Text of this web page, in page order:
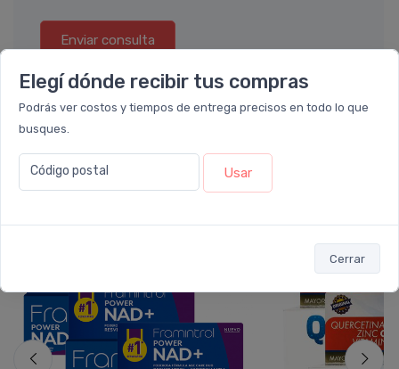
Elegí dónde recibir tus compras
Podrás ver costos y tiempos de entrega precisos en todo lo que
busques.
Código postal Usar
Cerrar
Enviar consulta
También te recomendamos...